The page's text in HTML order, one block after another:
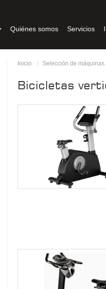
Quiénes somos Servicios
Inicio Selección de máquinas
Bicicletas